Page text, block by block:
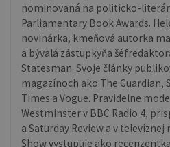
nominovaná na politicko-
Parliamentary Book Awards.
novinárka, kmeňová autorka
a bývalá zástupkyňa
Statesman. Svoje články
magazínoch ako The Guardian,
Times a Vogue. Pravidelne
Westminster v BBC Radio 4,
a Saturday Review a v
Show vystupuje ako